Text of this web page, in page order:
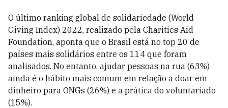
O último ranking global de solidariedade (World
Giving Index) 2022, realizado pela Charities Aid
Foundation, aponta que o Brasil está no top 20 de
países mais solidários entre os 114 que foram
analisados. No entanto, ajudar pessoas na rua (63%)
ainda é o hábito mais comum em relação a doar em
dinheiro para ONGs (26%) e a prática do voluntariado
(15%).